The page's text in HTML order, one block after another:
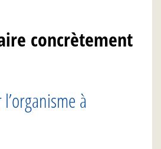
concrètement
à